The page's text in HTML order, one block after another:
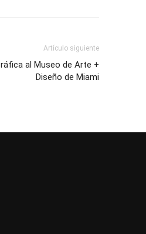
Artículo siguiente
al Museo de Arte +
Diseño de Miami